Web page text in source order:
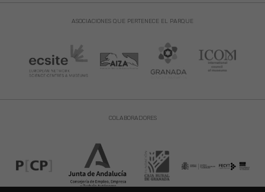
ASOCIACIONES QUE PERTENECE EL PARQUE
COLABORADORES